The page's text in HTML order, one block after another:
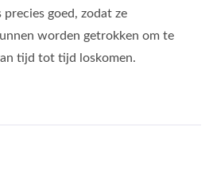
goed, zodat ze
worden getrokken om te
tijd tot tijd loskomen.